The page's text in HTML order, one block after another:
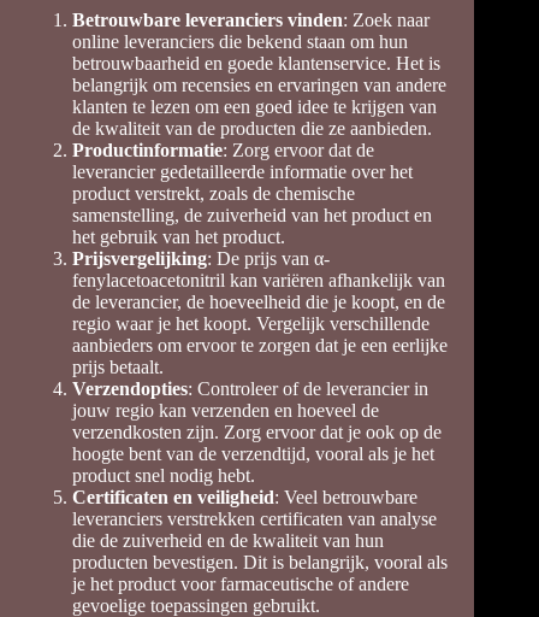
Betrouwbare leveranciers vinden: Zoek naar
online leveranciers die bekend staan om hun
betrouwbaarheid en goede klantenservice. Het is
belangrijk om recensies en ervaringen van andere
klanten te lezen om een goed idee te krijgen van
de kwaliteit van de producten die ze aanbieden.
Productinformatie: Zorg ervoor dat de
leverancier gedetailleerde informatie over het
product verstrekt, zoals de chemische
samenstelling, de zuiverheid van het product en
het gebruik van het product.
Prijsvergelijking: De prijs van α-
fenylacetoacetonitril kan variëren afhankelijk van
de leverancier, de hoeveelheid die je koopt, en de
regio waar je het koopt. Vergelijk verschillende
aanbieders om ervoor te zorgen dat je een eerlijke
prijs betaalt.
Verzendopties: Controleer of de leverancier in
jouw regio kan verzenden en hoeveel de
verzendkosten zijn. Zorg ervoor dat je ook op de
hoogte bent van de verzendtijd, vooral als je het
product snel nodig hebt.
Certificaten en veiligheid: Veel betrouwbare
leveranciers verstrekken certificaten van analyse
die de zuiverheid en de kwaliteit van hun
producten bevestigen. Dit is belangrijk, vooral als
je het product voor farmaceutische of andere
gevoelige toepassingen gebruikt.